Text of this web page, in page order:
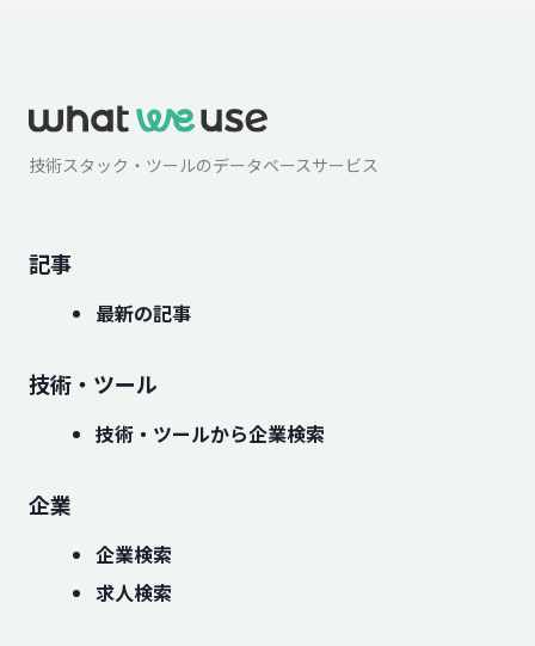
技術スタック・ツールのデータベースサービス
記事
最新の記事
技術・ツール
技術・ツールから企業検索
企業
企業検索
求人検索